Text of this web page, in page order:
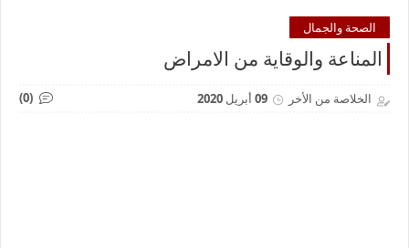
الصحة والجمال
المناعة والوقاية من الامراض
الخلاصة من الأخر 09 أبريل 2020 (0)